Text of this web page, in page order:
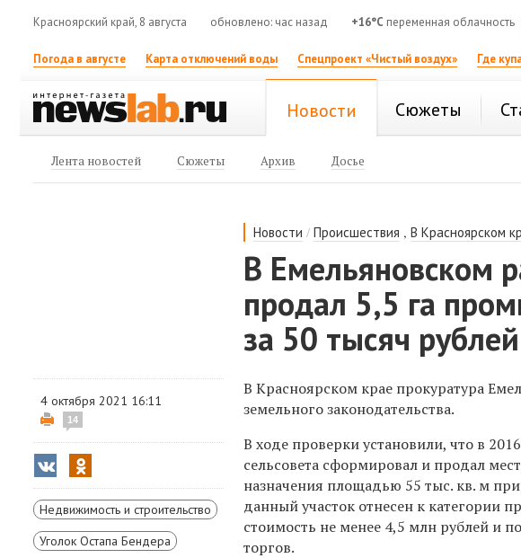
Красноярский край, 8 августа обновлено: час назад +16°C переменная облачность
Погода в августе Карта отключений воды Спецпроект «Чистый воздух» Где
Новости Сюжеты
Лента новостей Сюжеты Архив Досье
Новости /Происшествия ,В Красноярском
В Емельяновском
продал 5,5 га
за 50 тысяч рублей
4 октября 2021 16:11
14
Недвижимость и строительство
Уголок Остапа Бендера
В Красноярском крае прокуратура
земельного законодательства.
В ходе проверки установили, что в
сельсовета сформировал и продал
назначения площадью 55 тыс. кв. м
данный участок отнесен к категории
стоимость не менее 4,5 млн рублей и
торгов.